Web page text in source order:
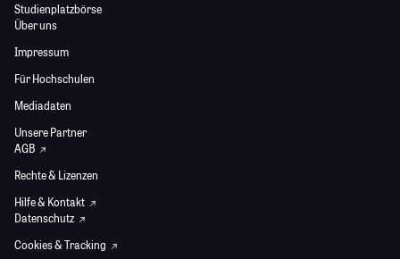
Studienplatzbörse
Über uns
Impressum
Für Hochschulen
Mediadaten
Unsere Partner
AGB
Rechte & Lizenzen
Hilfe & Kontakt
Datenschutz
Cookies & Tracking